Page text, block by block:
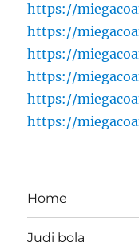
https://
https://
https://
https://
https://
https://
Home
Judi bola